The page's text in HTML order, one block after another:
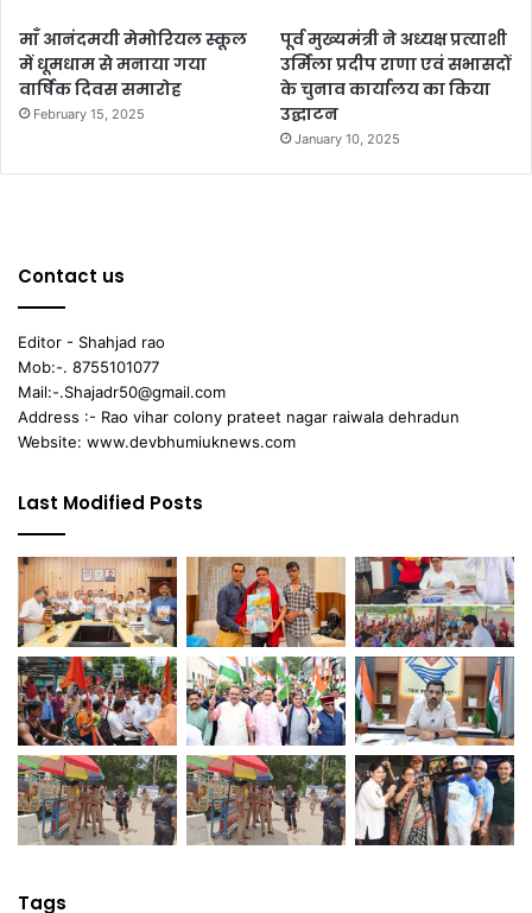
माँ आनंदमयी मेमोरियल स्कूल
में धूमधाम से मनाया गया
वार्षिक दिवस समारोह
February 15, 2025
पूर्व मुख्यमंत्री ने अध्यक्ष प्रत्याशी
उर्मिला प्रदीप राणा एवं सभासदों
के चुनाव कार्यालय का किया
उद्घाटन
January 10, 2025
Contact us
Editor - Shahjad rao
Mob:-. 8755101077
Mail:-.Shajadr50@gmail.com
Address :- Rao vihar colony prateet nagar raiwala dehradun
Website: www.devbhumiuknews.com
Last Modified Posts
Tags